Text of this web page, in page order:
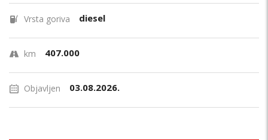
Vrsta goriva diesel
km 407.000
Objavljen 03.08.2026.